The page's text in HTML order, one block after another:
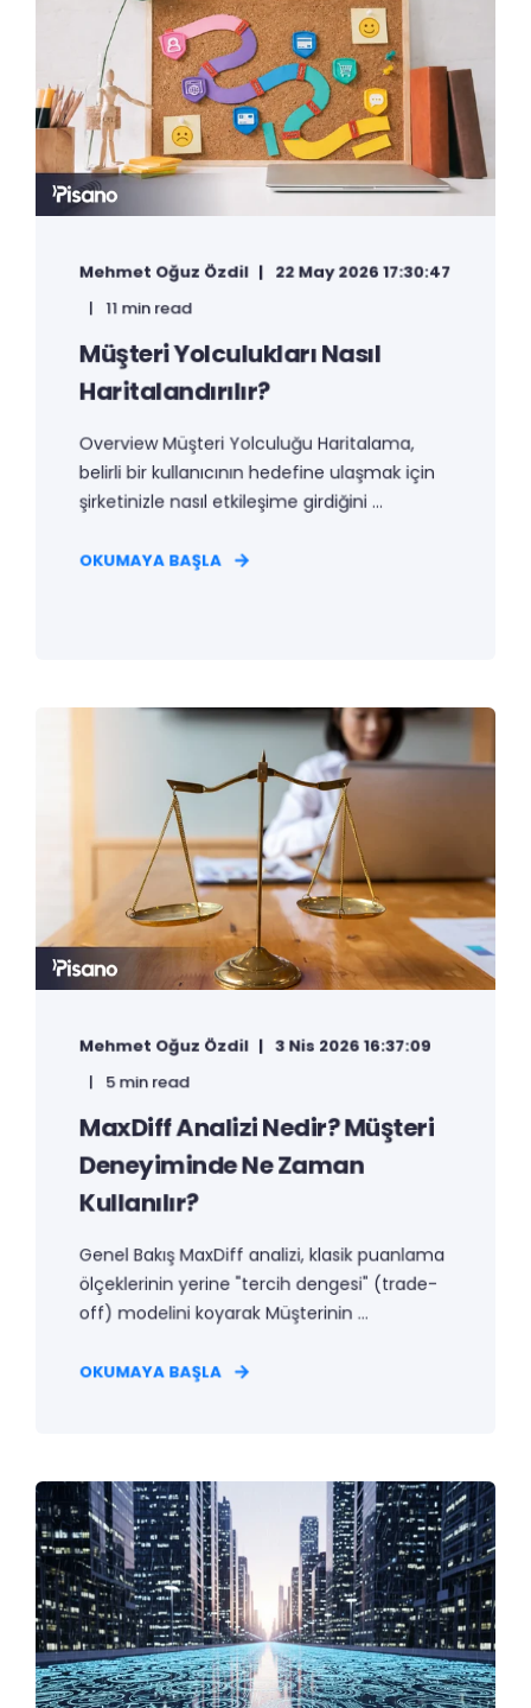
Mehmet Oğuz Özdil
22 May 2026 17:30:47
11 min read
Müşteri Yolculukları Nasıl
Haritalandırılır?
Overview Müşteri Yolculuğu Haritalama,
belirli bir kullanıcının hedefine ulaşmak için
şirketinizle nasıl etkileşime girdiğini ...
OKUMAYA BAŞLA
Mehmet Oğuz Özdil
3 Nis 2026 16:37:09
5 min read
MaxDiff Analizi Nedir? Müşteri
Deneyiminde Ne Zaman
Kullanılır?
Genel Bakış MaxDiff analizi, klasik puanlama
ölçeklerinin yerine "tercih dengesi" (trade-
off) modelini koyarak Müşterinin ...
OKUMAYA BAŞLA